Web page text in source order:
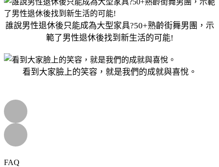
誰說男性退休後只能成為大型家具?50+熟齡街舞男團，示
範了男性退休後找到新生活的可能!
看到大家臉上的笑容，就是我們的成就與喜悅。
FAQ